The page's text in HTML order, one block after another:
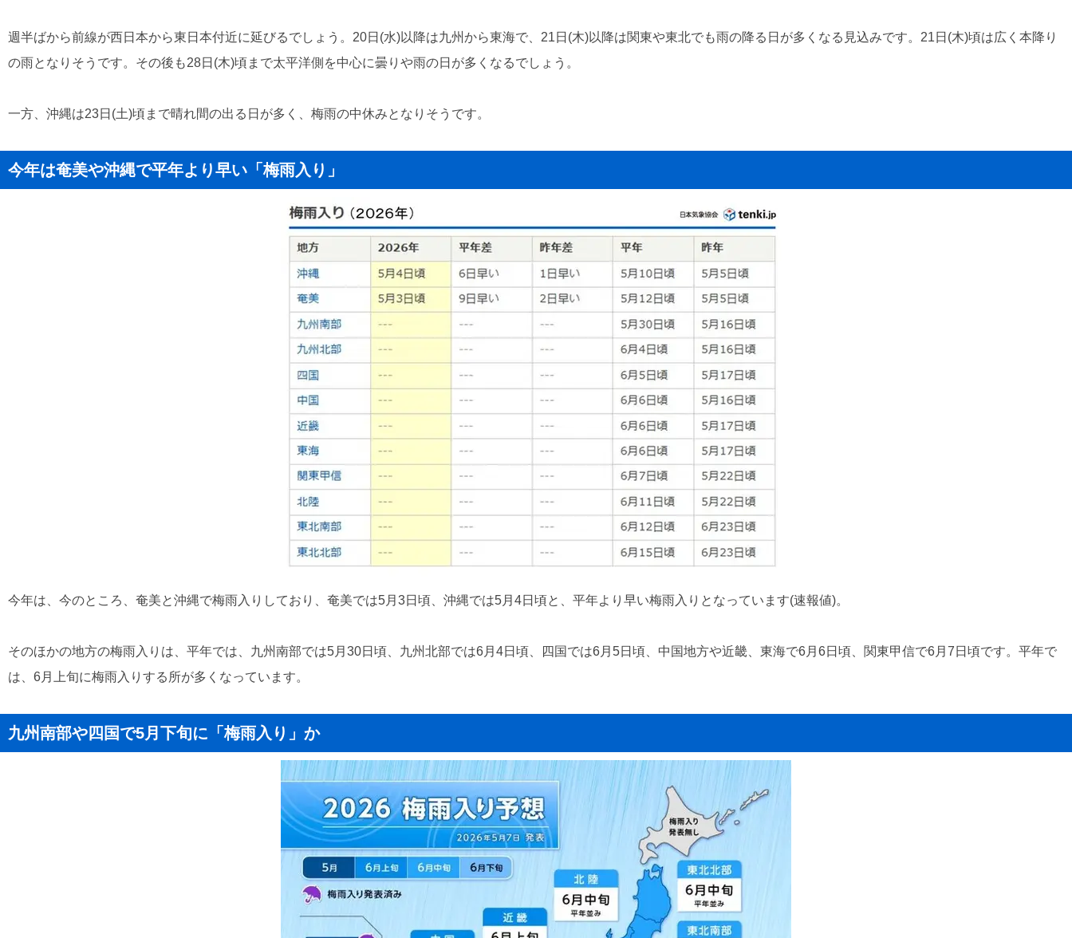
週半ばから前線が西日本から東日本付近に延びるでしょう。20日(水)以降は九州から東海で、21日(木)以降は関東や東北でも雨の降る日が多くなる見込みです。21日(木)頃は広く本降り
の雨となりそうです。その後も28日(木)頃まで太平洋側を中心に曇りや雨の日が多くなるでしょう。
一方、沖縄は23日(土)頃まで晴れ間の出る日が多く、梅雨の中休みとなりそうです。
今年は奄美や沖縄で平年より早い「梅雨入り」
今年は、今のところ、奄美と沖縄で梅雨入りしており、奄美では5月3日頃、沖縄では5月4日頃と、平年より早い梅雨入りとなっています(速報値)。
そのほかの地方の梅雨入りは、平年では、九州南部では5月30日頃、九州北部では6月4日頃、四国では6月5日頃、中国地方や近畿、東海で6月6日頃、関東甲信で6月7日頃です。平年で
は、6月上旬に梅雨入りする所が多くなっています。
九州南部や四国で5月下旬に「梅雨入り」か